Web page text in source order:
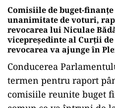
Comisiile de buget-
unanimitate de voturi,
revocarea lui Niculae
vicepreşedinte al Curţii
revocarea va ajunge în
Conducerea
termen pentru raport
comisiile reunite buget